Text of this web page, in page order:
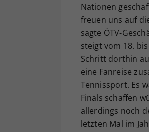
Nationen
freuen uns auf
sagte ÖTV-
steigt vom 18.
Schritt dorthin
eine Fanreise
Tennissport. Es
Finals schaffen
allerdings noch
letzten Mal im